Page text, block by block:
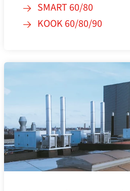
SMART 60/80
KOOK 60/80/90